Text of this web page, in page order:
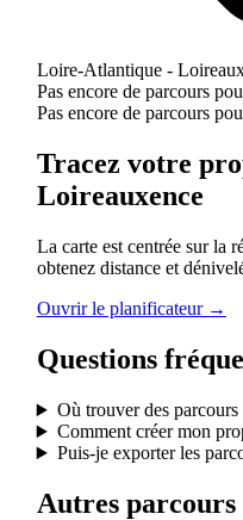
Loire-Atlantique -
Pas encore de parcours
Pas encore de parcours
Tracez votre
Loireauxence
La carte est centrée sur la
obtenez distance et
Ouvrir le planificateur →
Questions
Où trouver des
Comment créer mon
Puis-je exporter les
Autres